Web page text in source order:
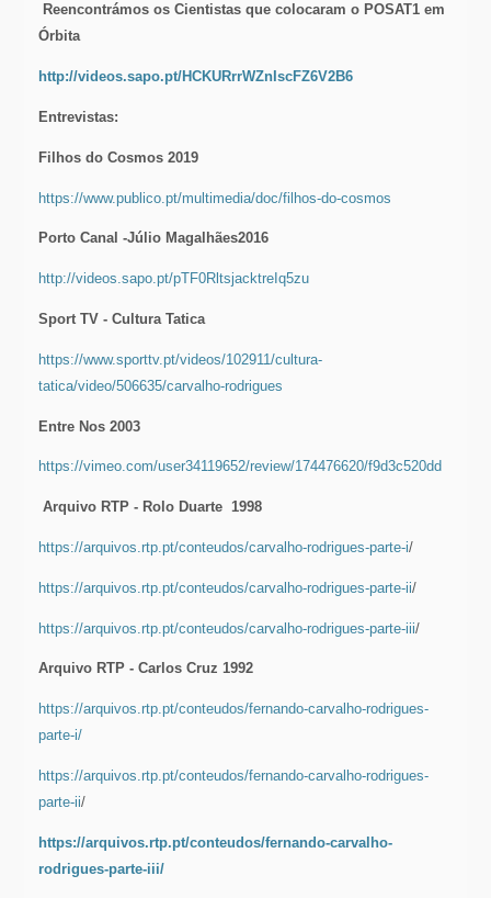
Reencontrámos os Cientistas que colocaram o POSAT1 em
Órbita
http://videos.sapo.pt/HCKURrrWZnIscFZ6V2B6
Entrevistas:
Filhos do Cosmos 2019
https://www.publico.pt/multimedia/doc/filhos-do-cosmos
Porto Canal -Júlio Magalhães2016
http://videos.sapo.pt/pTF0RltsjacktreIq5zu
Sport TV - Cultura Tatica
https://www.sporttv.pt/videos/102911/cultura-
tatica/video/506635/carvalho-rodrigues
Entre Nos 2003
https://vimeo.com/user34119652/review/174476620/f9d3c520dd
Arquivo RTP - Rolo Duarte 1998
https://arquivos.rtp.pt/conteudos/carvalho-rodrigues-parte-i/
https://arquivos.rtp.pt/conteudos/carvalho-rodrigues-parte-ii/
https://arquivos.rtp.pt/conteudos/carvalho-rodrigues-parte-iii/
Arquivo RTP - Carlos Cruz 1992
https://arquivos.rtp.pt/conteudos/fernando-carvalho-rodrigues-
parte-i/
https://arquivos.rtp.pt/conteudos/fernando-carvalho-rodrigues-
parte-ii/
https://arquivos.rtp.pt/conteudos/fernando-carvalho-
rodrigues-parte-iii/